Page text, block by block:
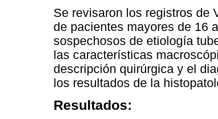
Se revisaron los registros de
de pacientes mayores de 16
sospechosos de etiología
las características
descripción quirúrgica y el
los resultados de la
Resultados: